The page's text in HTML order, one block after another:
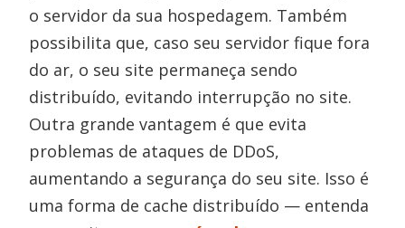
o servidor da sua hospedagem. Também
possibilita que, caso seu servidor fique fora
do ar, o seu site permaneça sendo
distribuído, evitando interrupção no site.
Outra grande vantagem é que evita
problemas de ataques de DDoS,
aumentando a segurança do seu site. Isso é
uma forma de cache distribuído — entenda